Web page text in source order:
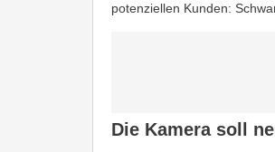
potenziellen Kunden:
Die Kamera soll